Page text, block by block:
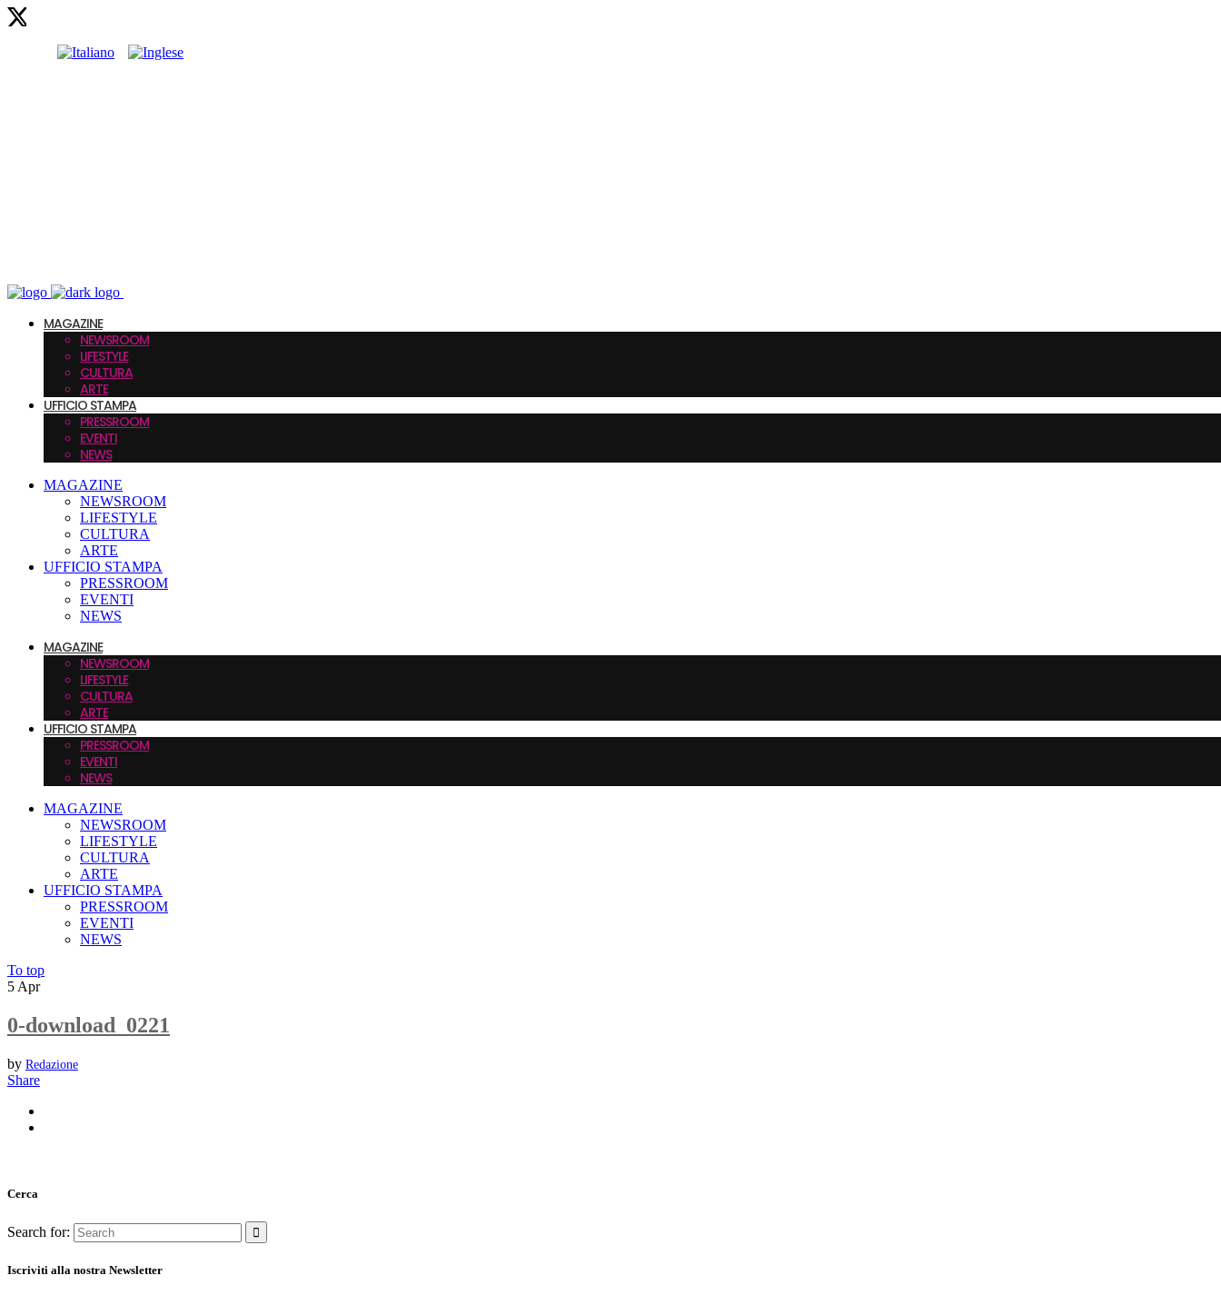
MAGAZINE
NEWSROOM
LIFESTYLE
CULTURA
ARTE
UFFICIO STAMPA
PRESSROOM
EVENTI
NEWS
MAGAZINE
NEWSROOM
LIFESTYLE
CULTURA
ARTE
UFFICIO STAMPA
PRESSROOM
EVENTI
NEWS
MAGAZINE
NEWSROOM
LIFESTYLE
CULTURA
ARTE
UFFICIO STAMPA
PRESSROOM
EVENTI
NEWS
MAGAZINE
NEWSROOM
LIFESTYLE
CULTURA
ARTE
UFFICIO STAMPA
PRESSROOM
EVENTI
NEWS
To top
5 Apr
0-download_0221
by Redazione
Share
Cerca
Search for:
Iscriviti alla nostra Newsletter